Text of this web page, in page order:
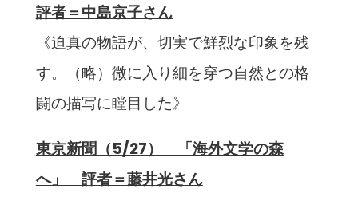
評者＝中島京子さん
《迫真の物語が、切実で鮮烈な印象を残
す。（略）微に入り細を穿つ自然との格
闘の描写に瞠目した》
東京新聞（5/27） 「海外文学の森
へ」 評者＝藤井光さん